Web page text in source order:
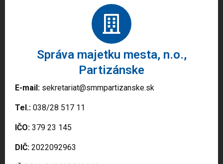
Správa majetku mesta, n.o.,
Partizánske
E-mail: sekretariat@smmpartizanske.sk
Tel.: 038/28 517 11
IČO: 379 23 145
DIČ: 2022092963